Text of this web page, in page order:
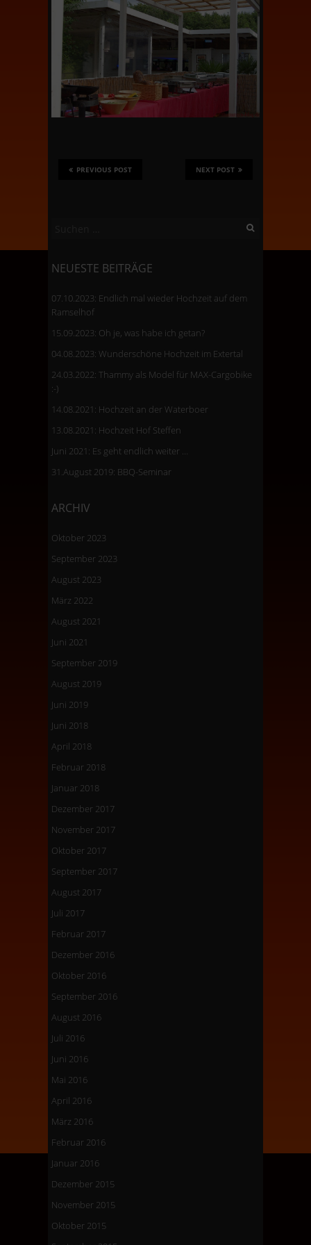
NEXT POST
PREVIOUS POST
NEUESTE BEITRÄGE
07.10.2023: Endlich mal wieder Hochzeit auf dem
Ramselhof
15.09.2023: Oh je, was habe ich getan?
04.08.2023: Wunderschöne Hochzeit im Extertal
24.03.2022: Thammy als Model für MAX-Cargobike
:-)
14.08.2021: Hochzeit an der Waterboer
13.08.2021: Hochzeit Hof Steffen
Juni 2021: Es geht endlich weiter …
31.August 2019: BBQ-Seminar
ARCHIV
Oktober 2023
September 2023
August 2023
März 2022
August 2021
Juni 2021
September 2019
August 2019
Juni 2019
Juni 2018
April 2018
Februar 2018
Januar 2018
Dezember 2017
November 2017
Oktober 2017
September 2017
August 2017
Juli 2017
Februar 2017
Dezember 2016
Oktober 2016
September 2016
August 2016
Juli 2016
Juni 2016
Mai 2016
April 2016
März 2016
Februar 2016
Januar 2016
Dezember 2015
November 2015
Oktober 2015